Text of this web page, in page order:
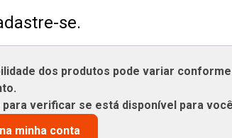
se.
dos produtos pode variar
para verificar se está disponível para
minha conta